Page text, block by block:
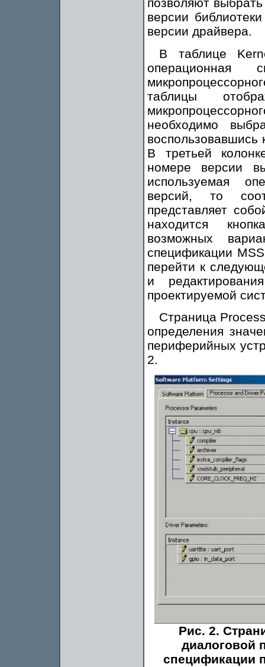
позволяют
версии
версии драйвера.
В таблице
операционная
таблицы
необходимо
воспользовавшись
В третьей
номере версии
используемая
версий, то
представляет
находится
возможных
спецификации
перейти к
и
проектируемой
Страница
определения
периферийных
2.
Рис. 2.
диалоговой
спецификации